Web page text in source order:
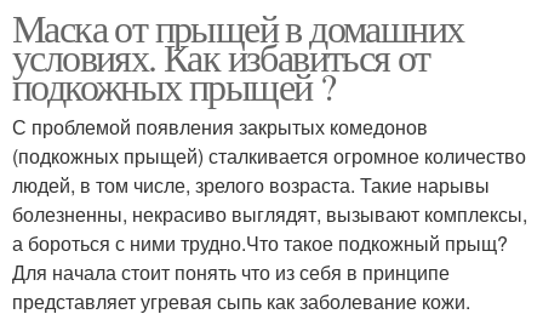
Маска из угля
Маска от прыщей в домашних
условиях. Как избавиться от
подкожных прыщей ?
С проблемой появления закрытых комедонов
(подкожных прыщей) сталкивается огромное количество
людей, в том числе, зрелого возраста. Такие нарывы
болезненны, некрасиво выглядят, вызывают комплексы,
а бороться с ними трудно.Что такое подкожный прыщ?
Для начала стоит понять что из себя в принципе
представляет угревая сыпь как заболевание кожи.